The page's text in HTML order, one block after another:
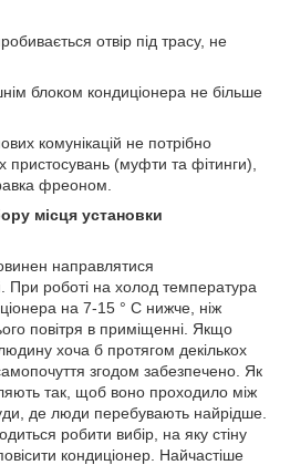
отвір під трасу, не
блоком кондиціонера не більше
комунікацій не потрібно
пристосувань (муфти та фітинги),
фреоном.
місця установки
направлятися
роботі на холод температура
на 7-15 ° С нижче, ніж
повітря в приміщенні. Якщо
хоча б протягом декількох
згодом забезпечено. Як
так, щоб воно проходило між
де люди перебувають найрідше.
робити вибір, на яку стіну
кондиціонер. Найчастіше